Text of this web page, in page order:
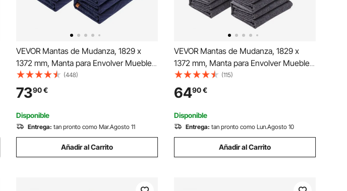
VEVOR Mantas de Mudanza, 1829 x
1372 mm, Manta para Envolver Muebles
24 Piezas, Mantas Protectoras de
Embalaje de Algodón Reciclado de Alta
Resistencia para Proteger Muebles,
Pisos, Electrodomésticos
(448)
7390€
Disponible
Entrega: tan pronto como Mar.Agosto 11
Añadir al Carrito
VEVOR Mantas de Mudanza, 1829 x
1372 mm, Manta para Envolver Muebles
12 Piezas, Mantas Protectoras de
Embalaje de Algodón Reciclado de Alta
Resistencia para Proteger Muebles,
Pisos, Electrodomésticos
(115)
6490€
Disponible
Entrega: tan pronto como Lun.Agosto 10
Añadir al Carrito